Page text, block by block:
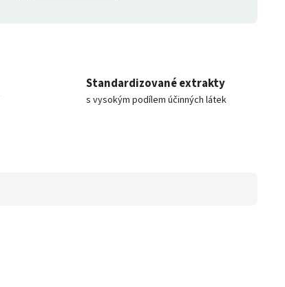
Standardizované extrakty
s vysokým podílem účinných látek